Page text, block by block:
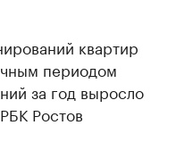
квартир
периодом
за год выросло
Ростов